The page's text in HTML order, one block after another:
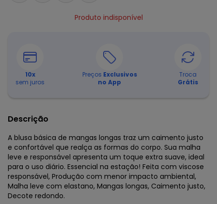
Produto indisponível
10x
sem juros
Preços Exclusivos
no App
Troca
Grátis
Descrição
A blusa básica de mangas longas traz um caimento justo
e confortável que realça as formas do corpo. Sua malha
leve e responsável apresenta um toque extra suave, ideal
para o uso diário. Essencial na estação! Feita com viscose
responsável, Produção com menor impacto ambiental,
Malha leve com elastano, Mangas longas, Caimento justo,
Decote redondo.